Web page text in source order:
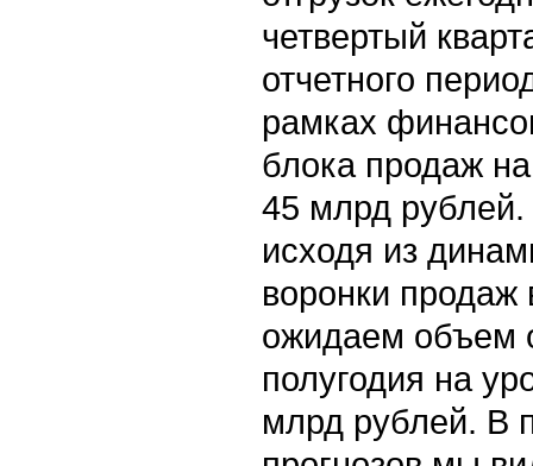
четвертый
отчетного
рамках
блока продаж
45 млрд
исходя из
воронки
ожидаем объем
полугодия на
млрд рублей. В